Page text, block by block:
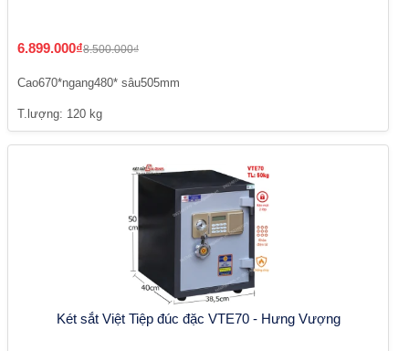
6.899.000₫8.500.000₫
Cao670*ngang480* sâu505mm
T.lượng: 120 kg
Két sắt Việt Tiệp đúc đặc VTE70 - Hưng Vượng